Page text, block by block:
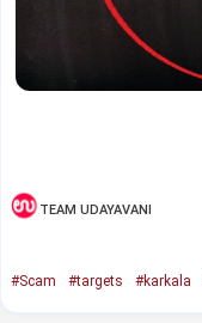
TEAM UDAYAVANI
#Scam #targets #karkala